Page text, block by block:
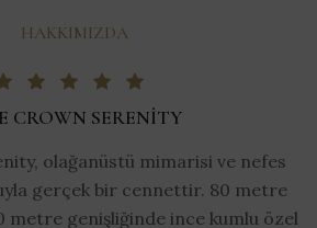
HAKKIMIZDA
CROWN SERENITY
olağanüstü mimarisi ve nefes
gerçek bir cennettir. 80 metre
metre genişliğinde ince kumlu özel